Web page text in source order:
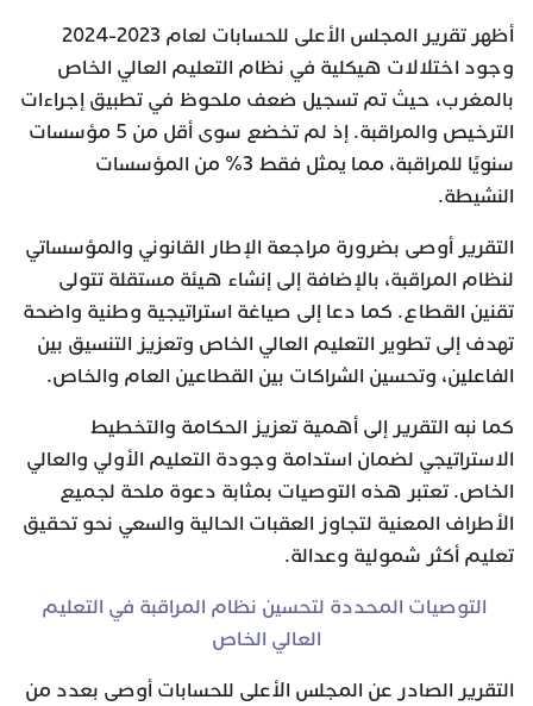
أظهر تقرير المجلس الأعلى للحسابات لعام 2023-2024
وجود اختلالات هيكلية في نظام التعليم العالي الخاص
بالمغرب، حيث تم تسجيل ضعف ملحوظ في تطبيق إجراءات
الترخيص والمراقبة. إذ لم تخضع سوى أقل من 5 مؤسسات
سنويًا للمراقبة، مما يمثل فقط 3% من المؤسسات
النشيطة.
التقرير أوصى بضرورة مراجعة الإطار القانوني والمؤسساتي
لنظام المراقبة، بالإضافة إلى إنشاء هيئة مستقلة تتولى
تقنين القطاع. كما دعا إلى صياغة استراتيجية وطنية واضحة
تهدف إلى تطوير التعليم العالي الخاص وتعزيز التنسيق بين
الفاعلين، وتحسين الشراكات بين القطاعين العام والخاص.
كما نبه التقرير إلى أهمية تعزيز الحكامة والتخطيط
الاستراتيجي لضمان استدامة وجودة التعليم الأولي والعالي
الخاص. تعتبر هذه التوصيات بمثابة دعوة ملحة لجميع
الأطراف المعنية لتجاوز العقبات الحالية والسعي نحو تحقيق
تعليم أكثر شمولية وعدالة.
التوصيات المحددة لتحسين نظام المراقبة في التعليم
العالي الخاص
التقرير الصادر عن المجلس الأعلى للحسابات أوصى بعدد من